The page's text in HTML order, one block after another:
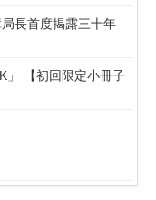
長首度揭露三十年
」 【初回限定小冊子